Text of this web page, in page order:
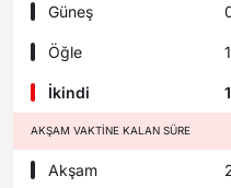
Güneş
Öğle
İkindi
AKŞAM VAKTINE KALAN SÜRE
Akşam